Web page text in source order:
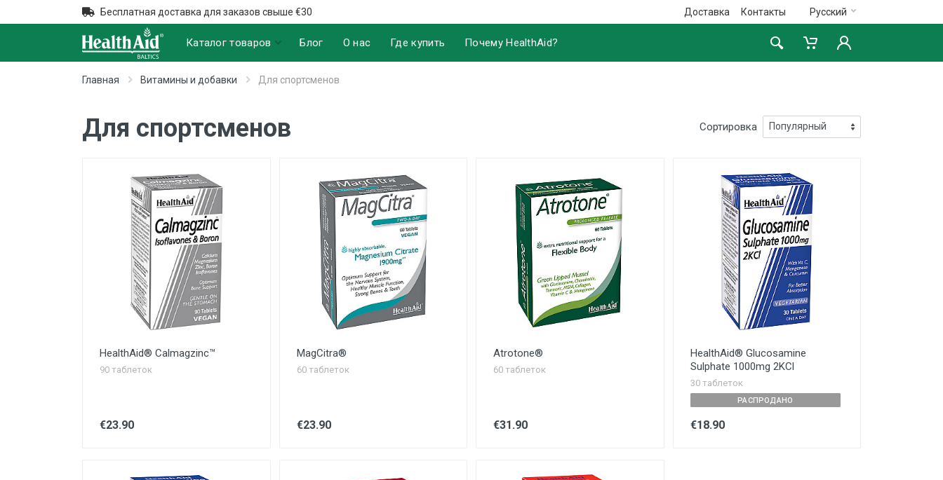
Бесплатная доставка для заказов свыше €30 Доставка Контакты Русский
Каталог товаров Блог О нас Где купить Почему HealthAid?
Главная Витамины и добавки Для спортсменов
Для спортсменов Сортировка
HealthAid® Calmagzinc™
90 таблеток
€23.90
MagCitra®
60 таблеток
€23.90
Atrotone®
60 таблеток
€31.90
HealthAid® Glucosamine
Sulphate 1000mg 2KCl
30 таблеток
РАСПРОДАНО
€18.90